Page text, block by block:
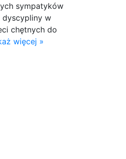
sympatyków
dyscypliny w
chętnych do
więcej »